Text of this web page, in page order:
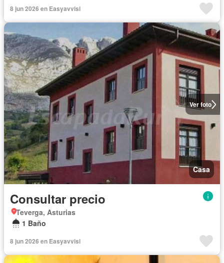
8 jun 2026 en Easyavvisi
Ver foto
Casa
Consultar precio
Teverga, Asturias
1 Baño
8 jun 2026 en Easyavvisi